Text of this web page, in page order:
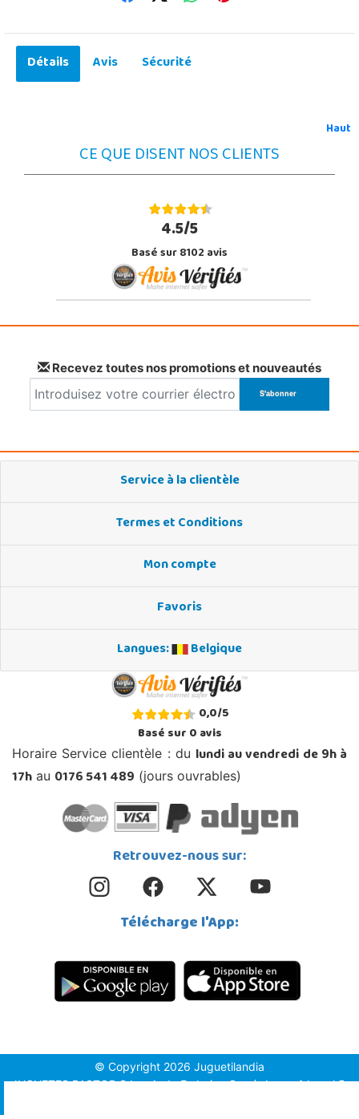
Détails Avis Sécurité
Haut
CE QUE DISENT NOS CLIENTS
4.5/5
Basé sur 8102 avis
Recevez toutes nos promotions et nouveautés
Service à la clientèle
Termes et Conditions
Mon compte
Favoris
Langues:
Belgique
0,0/5
Basé sur0avis
Horaire Service clientèle : du lundi au vendredi de 9h à
17h au 0176 541 489 (jours ouvrables)
Retrouvez-nous sur:
Télécharge l'App:
© Copyright 2026 Juguetilandia
JUGUETES PASTOR S.L. - Avda.Federico García Lorca 1 Local 5,